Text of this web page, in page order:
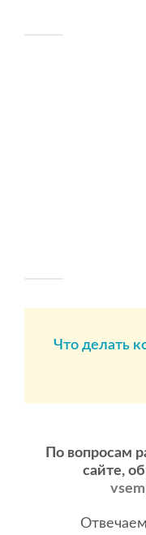
Что делать
По вопросам
сайте,